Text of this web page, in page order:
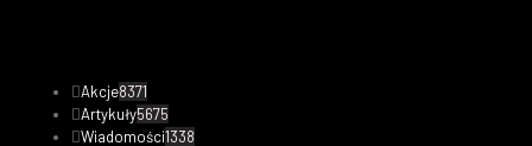
Akcje8371
Artykuły5675
Wiadomości1338